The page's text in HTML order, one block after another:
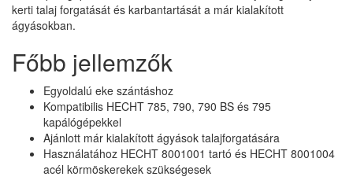
kerti talaj forgatását és karbantartását a már kialakított
ágyásokban.
Főbb jellemzők
Egyoldalú eke szántáshoz
Kompatibilis HECHT 785, 790, 790 BS és 795
kapálógépekkel
Ajánlott már kialakított ágyások talajforgatására
Használatához HECHT 8001001 tartó és HECHT 8001004
acél körmöskerekek szükségesek